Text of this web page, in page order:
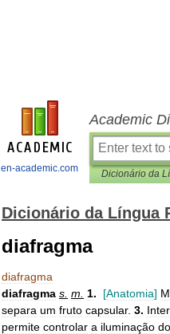
en-academic.com
Academic
Dicionário da Língua
diafragma
diafragma
diafragma s m 1. [Anatomia]
separa um fruto capsular. 3.
permite controlar a iluminação do